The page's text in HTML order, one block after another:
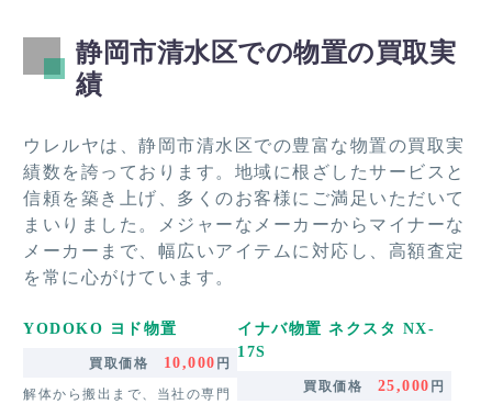
由比町屋原、横砂、横砂中町、横砂西町、横砂東
町、横砂本町、横砂南町、吉原、和田島
静岡市清水区での物置の買取実
績
ウレルヤは、静岡市清水区での豊富な物置の買取実
績数を誇っております。地域に根ざしたサービスと
信頼を築き上げ、多くのお客様にご満足いただいて
まいりました。メジャーなメーカーからマイナーな
メーカーまで、幅広いアイテムに対応し、高額査定
を常に心がけています。
YODOKO ヨド物置
買取価格 10,000 円
解体から搬出まで、当社の専門
イナバ物置 ネクスタ NX-
17S
買取価格 25,000 円